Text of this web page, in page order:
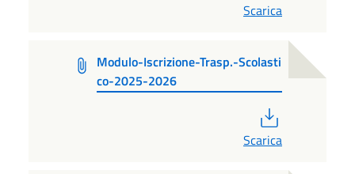
Scarica
Modulo-Iscrizione-Trasp.-Scolasti
co-2025-2026
Scarica